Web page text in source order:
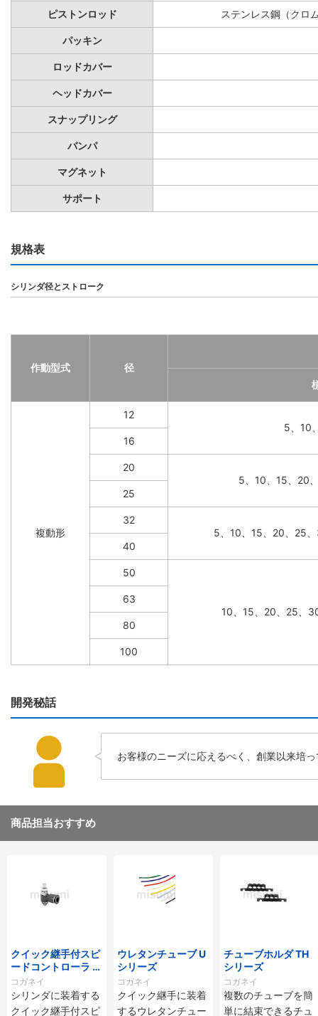
ピストンロッド ステンレス鋼（クロ
パッキン
ロッドカバー
ヘッドカバー
スナップリング
バンパ
マグネット
サポート
規格表
シリンダ径とストローク
作動型式
径
複動形
12
5、10
16
20
5、10、15、20
25
32
5、10、15、20、25
40
50
10、15、20、25、
63
80
100
開発秘話
お客様のニーズに応えるべく、創業以来培
商品担当おすすめ
クイック継手付スピ
ードコントローラ ス
タンダードタイプ S
C□-M・SS□-Mシ
リーズ
コガネイ
シリンダに装着する
クイック継手付スピ
ウレタンチューブ U
シリーズ
コガネイ
クイック継手に装着
するウレタンチュー
チューブホルダ TH
シリーズ
コガネイ
複数のチューブを簡
単に結束できるチュ